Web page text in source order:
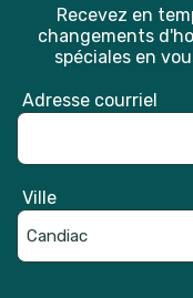
Recevez en
changements
spéciales en
Adresse courriel
Ville